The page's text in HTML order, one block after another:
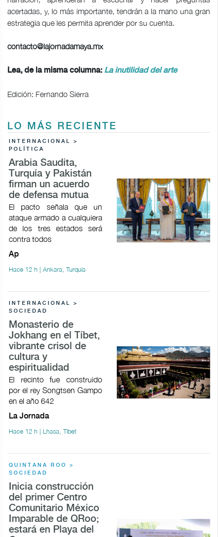
acertadas, y, lo más importante, tendrán a la mano una gran
estrategia que les permita aprender por su cuenta.
contacto@lajornadamaya.mx
Lea, de la misma columna: La inutilidad del arte
Edición: Fernando Sierra
LO MÁS RECIENTE
INTERNACIONAL >
POLÍTICA
Arabia Saudita,
Turquía y Pakistán
firman un acuerdo
de defensa mutua
El pacto señala que un
ataque armado a cualquiera
de los tres estados será
contra todos
Ap
Hace 12 h | Ankara, Turquía
INTERNACIONAL >
SOCIEDAD
Monasterio de
Jokhang en el Tíbet,
vibrante crisol de
cultura y
espiritualidad
El recinto fue construido
por el rey Songtsen Gampo
en el año 642
La Jornada
Hace 12 h | Lhasa, Tíbet
QUINTANA ROO >
SOCIEDAD
Inicia construcción
del primer Centro
Comunitario México
Imparable de QRoo;
estará en Playa del